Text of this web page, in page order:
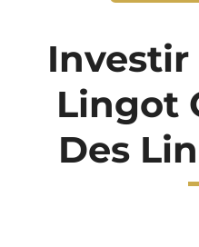
SUIVI KIT POSTAL
Investir
Lingot
Des